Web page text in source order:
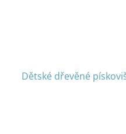
Dětské dřevěné